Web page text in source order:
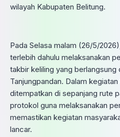
wilayah Kabupaten Belitung.
Pada Selasa malam (26/5/
terlebih dahulu melaksanakan
takbir keliling yang berlangsung
Tanjungpandan. Dalam
ditempatkan di sepanjang rute
protokol guna melaksanakan
memastikan kegiatan
lancar.